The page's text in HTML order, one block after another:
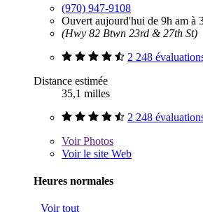
(970) 947-9108
Ouvert aujourd'hui de 9h am à
(Hwy 82 Btwn 23rd & 27th St)
2 248
Distance estimée
35,1 milles
2 248
VoirPhotos
Voir le site Web
Heures normales
Voir tout